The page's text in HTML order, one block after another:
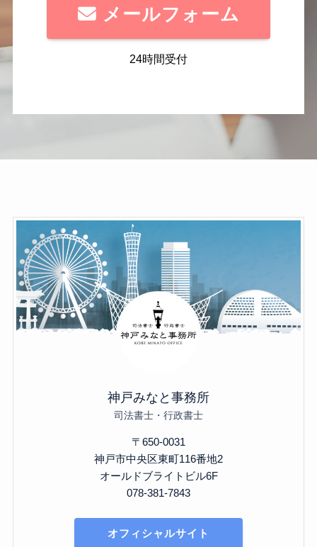
メールフォーム
24時間受付
神戸みなと事務所
司法書士・行政書士
〒650-0031
神戸市中央区東町116番地2
オールドブライトビル6F
078-381-7843
オフィシャルサイト